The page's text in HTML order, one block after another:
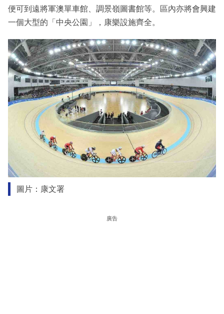
便可到遠將軍澳單車館、調景嶺圖書館等。區內亦將會興建
一個大型的「中央公園」，康樂設施齊全。
圖片：康文署
廣告